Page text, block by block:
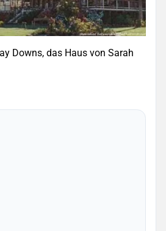
Downs, das Haus von Sarah